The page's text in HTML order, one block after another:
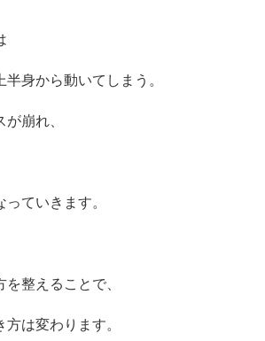
身から動いてしまう。
崩れ、
ていきます。
整えることで、
は変わります。